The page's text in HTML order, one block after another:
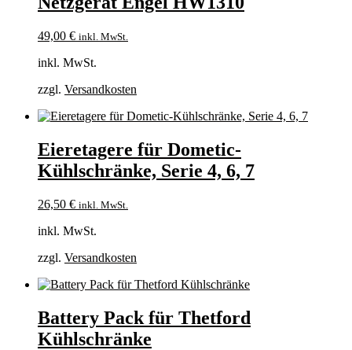
49,00 € inkl. MwSt.
inkl. MwSt.
zzgl. Versandkosten
Eieretagere für Dometic-
Kühlschränke, Serie 4, 6, 7
26,50 € inkl. MwSt.
inkl. MwSt.
zzgl. Versandkosten
Battery Pack für Thetford
Kühlschränke